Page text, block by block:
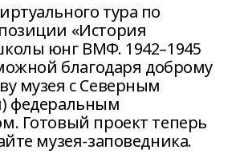
тура по
«История
юнг ВМФ. 1942–1945
благодаря доброму
музея с Северным
федеральным
Готовый проект теперь
музея-заповедника.